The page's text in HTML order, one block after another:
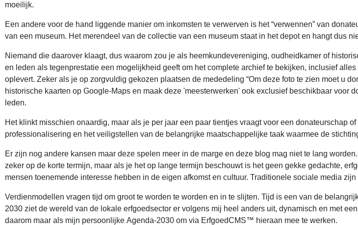
moeilijk.
Een andere voor de hand liggende manier om inkomsten te verwerven is het “verwennen” van
van een museum. Het merendeel van de collectie van een museum staat in het depot en hangt dus
Niemand die daarover klaagt, dus waarom zou je als heemkundevereniging, oudheidkamer of
en leden als tegenprestatie een mogelijkheid geeft om het complete archief te bekijken, inclusief
oplevert. Zeker als je op zorgvuldig gekozen plaatsen de mededeling “Om deze foto te zien moet u
historische kaarten op Google-Maps en maak deze 'meesterwerken' ook exclusief beschikbaar
leden.
Het klinkt misschien onaardig, maar als je per jaar een paar tientjes vraagt voor een donateurschap
professionalisering en het veiligstellen van de belangrijke maatschappelijke taak waarmee de
Er zijn nog andere kansen maar deze spelen meer in de marge en deze blog mag niet te lang
zeker op de korte termijn, maar als je het op lange termijn beschouwt is het geen gekke gedachte,
mensen toenemende interesse hebben in de eigen afkomst en cultuur. Traditionele sociale media
Verdienmodellen vragen tijd om groot te worden te worden en in te slijten. Tijd is een van de
2030 ziet de wereld van de lokale erfgoedsector er volgens mij heel anders uit, dynamisch en met
daarom maar als mijn persoonlijke Agenda-2030 om via ErfgoedCMS™ hieraan mee te werken.